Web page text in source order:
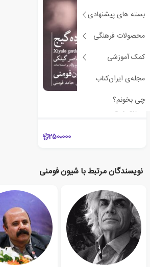
بسته های پیشنهادی
محصولات فرهنگی
کمک آموزشی
مجله‌ی ایران‌کتاب
چی بخونم؟
خیاله گرده گیج
250،000
نویسندگان مرتبط با شیون فومنی